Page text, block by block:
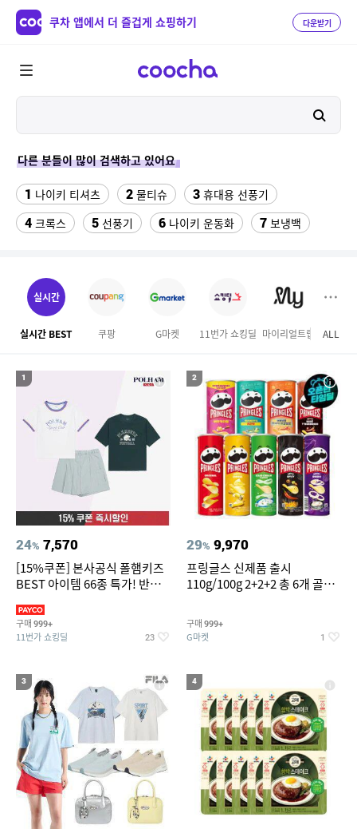
쿠차 앱에서 더 즐겁게 쇼핑하기 다운받기
다른 분들이 많이 검색하고 있어요
1 나이키 티셔츠 2 물티슈 3 휴대용 선풍기
4 크록스 5 선풍기 6 나이키 운동화 7 보냉백
11 삼성갤럭시북프로, 32gb, win11포함
12 성인용세발자전거중고
13 고려은단 비타민C 1000 600정
위닉스 공기청정기 타워 XQ600 필터
침대 매트리스 퀸
17 도미솔포기김치8kg 팔찌부자재
차량용스프레이페인트 얇은여자니트
ALL
실시간
실시간 BEST 쿠팡 G마켓 11번가 쇼킹딜 마이리얼트립 오늘
1
24% 7,570
[15%쿠폰] 본사공식 폴햄키즈
BEST 아이템 66종 특가! 반팔
구매 999+
11번가 쇼킹딜 23
2
29% 9,970
프링글스 신제품 출시
110g/100g 2+2+2 총 6개 골라
구매 999+
G마켓 1
3 4